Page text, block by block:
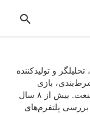
و تولیدکننده
بازی
انفجار، کازینو آنلاین و فناوری‌های مرتبط با این صنعت. بیش از ۸ سال
پلتفرم‌های